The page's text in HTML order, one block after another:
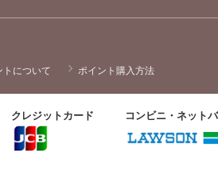
トについて ポイント購入方法
クレジットカード コンビニ・ネット